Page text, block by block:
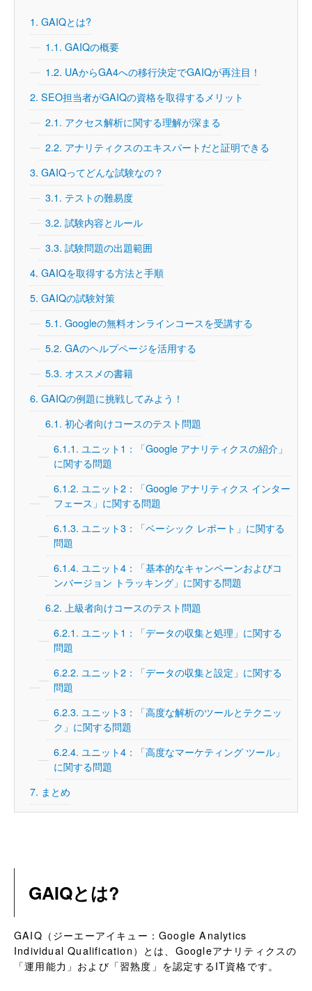
1. GAIQとは?
1.1. GAIQの概要
1.2. UAからGA4への移行決定でGAIQが再注目！
2. SEO担当者がGAIQの資格を取得するメリット
2.1. アクセス解析に関する理解が深まる
2.2. アナリティクスのエキスパートだと証明できる
3. GAIQってどんな試験なの？
3.1. テストの難易度
3.2. 試験内容とルール
3.3. 試験問題の出題範囲
4. GAIQを取得する方法と手順
5. GAIQの試験対策
5.1. Googleの無料オンラインコースを受講する
5.2. GAのヘルプページを活用する
5.3. オススメの書籍
6. GAIQの例題に挑戦してみよう！
6.1. 初心者向けコースのテスト問題
6.1.1. ユニット1：「Google アナリティクスの紹介」
に関する問題
6.1.2. ユニット2：「Google アナリティクス インター
フェース」に関する問題
6.1.3. ユニット3：「ベーシック レポート」に関する
問題
6.1.4. ユニット4：「基本的なキャンペーンおよびコ
ンバージョン トラッキング」に関する問題
6.2. 上級者向けコースのテスト問題
6.2.1. ユニット1：「データの収集と処理」に関する
問題
6.2.2. ユニット2：「データの収集と設定」に関する
問題
6.2.3. ユニット3：「高度な解析のツールとテクニッ
ク」に関する問題
6.2.4. ユニット4：「高度なマーケティング ツール」
に関する問題
7. まとめ
GAIQとは?
GAIQ（ジーエーアイキュー：Google Analytics
Individual Qualification）とは、Googleアナリティクスの
「運用能力」および「習熟度」を認定するIT資格です。